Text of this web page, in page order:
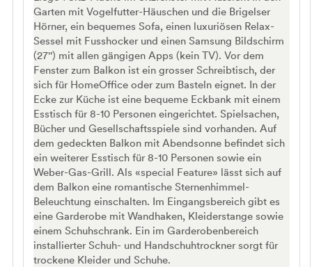
Garten mit Vogelfutter-Häuschen und die Brigelser
Hörner, ein bequemes Sofa, einen luxuriösen Relax-
Sessel mit Fusshocker und einen Samsung Bildschirm
(27'') mit allen gängigen Apps (kein TV). Vor dem
Fenster zum Balkon ist ein grosser Schreibtisch, der
sich für HomeOffice oder zum Basteln eignet. In der
Ecke zur Küche ist eine bequeme Eckbank mit einem
Esstisch für 8-10 Personen eingerichtet. Spielsachen,
Bücher und Gesellschaftsspiele sind vorhanden. Auf
dem gedeckten Balkon mit Abendsonne befindet sich
ein weiterer Esstisch für 8-10 Personen sowie ein
Weber-Gas-Grill. Als «special Feature» lässt sich auf
dem Balkon eine romantische Sternenhimmel-
Beleuchtung einschalten. Im Eingangsbereich gibt es
eine Garderobe mit Wandhaken, Kleiderstange sowie
einem Schuhschrank. Ein im Garderobenbereich
installierter Schuh- und Handschuhtrockner sorgt für
trockene Kleider und Schuhe.